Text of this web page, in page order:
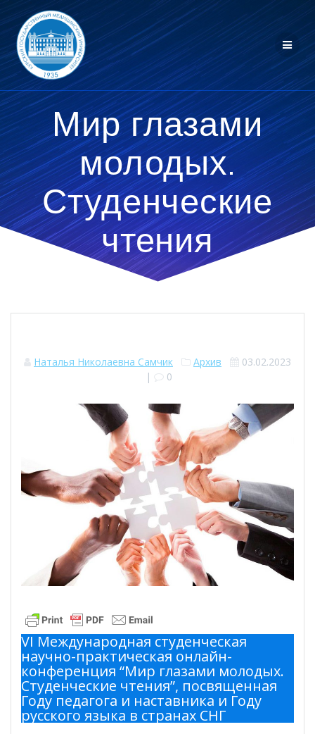
Перейти
к
контенту
Мир глазами
молодых.
Студенческие
чтения
Наталья Николаевна Самчик Архив
03.02.2023
|
0
VI Международная студенческая
научно-практическая онлайн-
конференция “Мир глазами молодых.
Студенческие чтения”, посвященная
Году педагога и наставника и Году
русского языка в странах СНГ